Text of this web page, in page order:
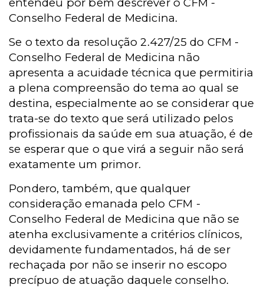
entendeu por bem descrever o CFM -
Conselho Federal de Medicina.
Se o texto da resolução 2.427/25 do CFM -
Conselho Federal de Medicina não
apresenta a acuidade técnica que permitiria
a plena compreensão do tema ao qual se
destina, especialmente ao se considerar que
trata-se do texto que será utilizado pelos
profissionais da saúde em sua atuação, é de
se esperar que o que virá a seguir não será
exatamente um primor.
Pondero, também, que qualquer
consideração emanada pelo CFM -
Conselho Federal de Medicina que não se
atenha exclusivamente a critérios clínicos,
devidamente fundamentados, há de ser
rechaçada por não se inserir no escopo
precípuo de atuação daquele conselho.